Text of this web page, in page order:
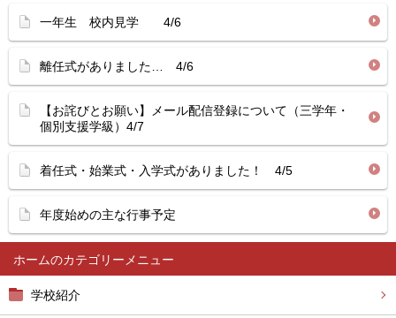
ホーム
学校紹介
一年生 校内見学 4/6
離任式がありました… 4/6
【お詫びとお願い】メール配信登録について（三学年・
個別支援学級）4/7
着任式・始業式・入学式がありました！ 4/5
年度始めの主な行事予定